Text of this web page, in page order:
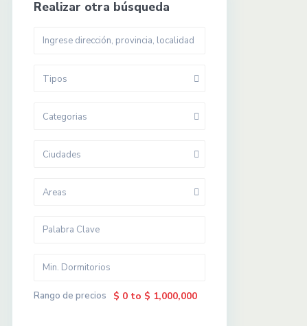
Realizar otra búsqueda
Tipos
Categorias
Ciudades
Areas
Rango de precios $ 0 to $ 1,000,000